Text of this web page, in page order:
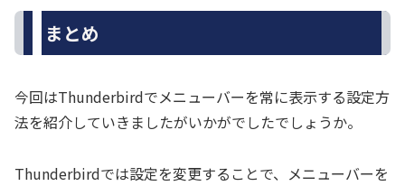
まとめ
今回はThunderbirdでメニューバーを常に表示する設定方
法を紹介していきましたがいかがでしたでしょうか。
Thunderbirdでは設定を変更することで、メニューバーを